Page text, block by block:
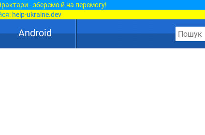
- зберемо й на перемогу!
help-ukraine.dev
Android